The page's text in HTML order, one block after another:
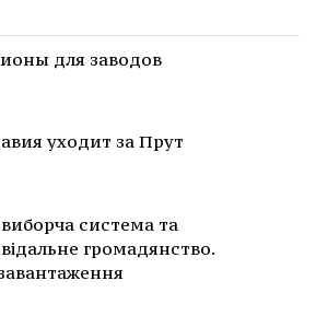
для заводов
уходит за Прут
система та
громадянство.